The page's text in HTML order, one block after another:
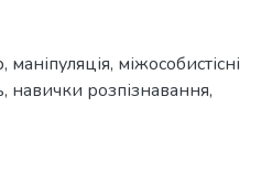
, маніпуляція, міжособистісні
, навички розпізнавання,